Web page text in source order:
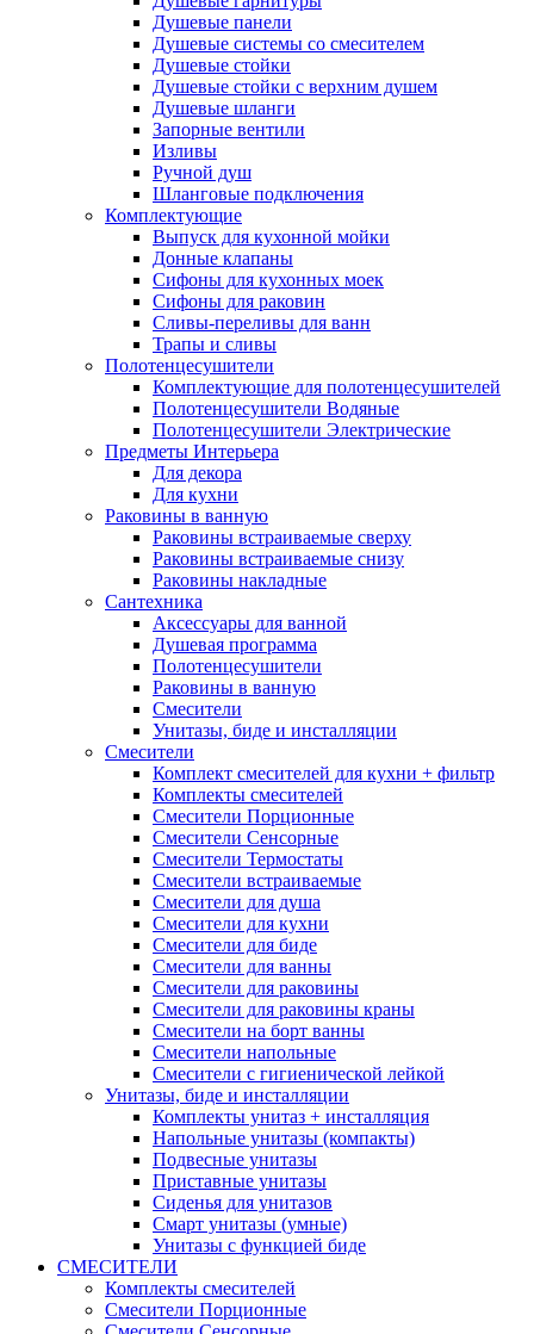
Душевые панели
Душевые системы со смесителем
Душевые стойки
Душевые стойки с верхним душем
Душевые шланги
Запорные вентили
Изливы
Ручной душ
Шланговые подключения
Комплектующие
Выпуск для кухонной мойки
Донные клапаны
Сифоны для кухонных моек
Сифоны для раковин
Сливы-переливы для ванн
Трапы и сливы
Полотенцесушители
Комплектующие для полотенцесушителей
Полотенцесушители Водяные
Полотенцесушители Электрические
Предметы Интерьера
Для декора
Для кухни
Раковины в ванную
Раковины встраиваемые сверху
Раковины встраиваемые снизу
Раковины накладные
Сантехника
Аксессуары для ванной
Душевая программа
Полотенцесушители
Раковины в ванную
Смесители
Унитазы, биде и инсталляции
Смесители
Комплект смесителей для кухни + фильтр
Комплекты смесителей
Смесители Порционные
Смесители Сенсорные
Смесители Термостаты
Смесители встраиваемые
Смесители для душа
Смесители для кухни
Смесители для биде
Смесители для ванны
Смесители для раковины
Смесители для раковины краны
Смесители на борт ванны
Смесители напольные
Смесители с гигиенической лейкой
Унитазы, биде и инсталляции
Комплекты унитаз + инсталляция
Напольные унитазы (компакты)
Подвесные унитазы
Приставные унитазы
Сиденья для унитазов
Смарт унитазы (умные)
Унитазы с функцией биде
СМЕСИТЕЛИ
Комплекты смесителей
Смесители Порционные